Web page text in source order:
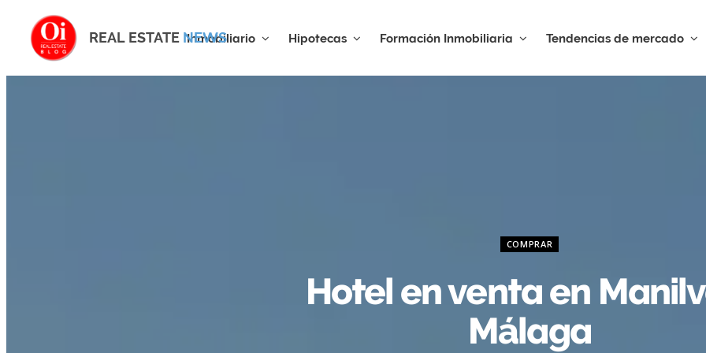
REAL ESTATE NEWS
Inmobiliario Hipotecas Formación Inmobiliaria Tendencias de mercado
COMPRAR
Hotel en venta en
Málaga